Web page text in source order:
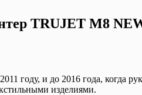
TRUJET M8
году, и до 2016 года, когда
изделиями.